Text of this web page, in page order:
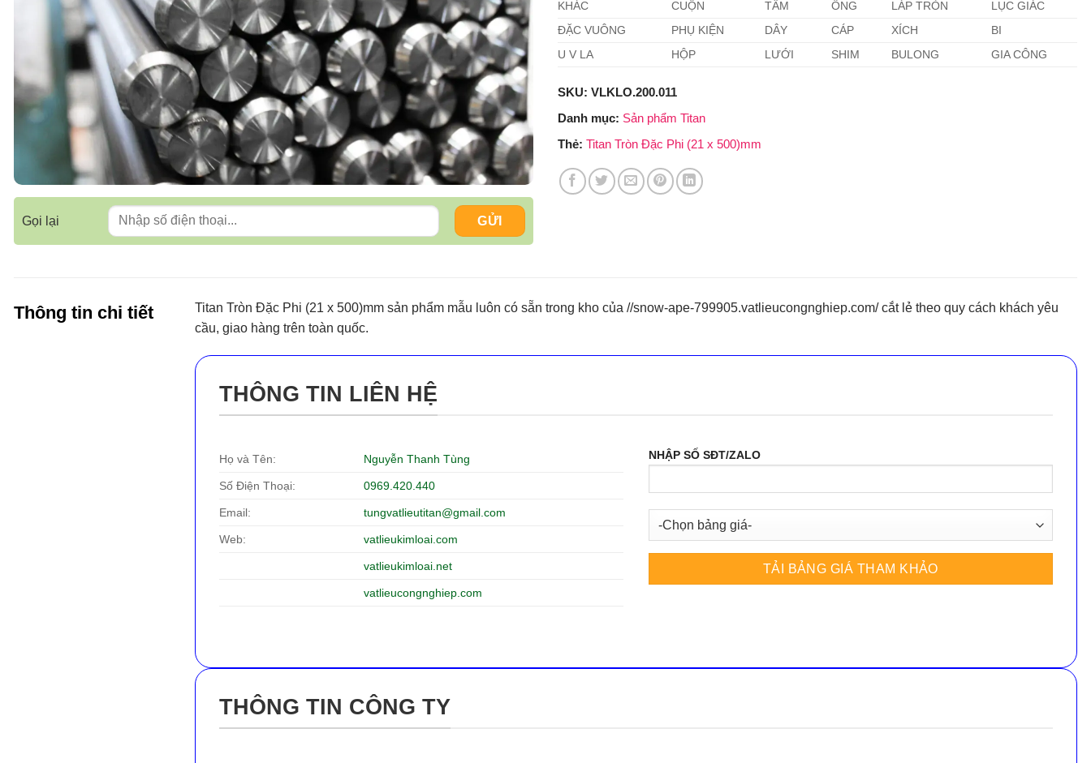
Gọi lại
KHÁC
CUỘN TẤM ỐNG LÁP TRÒN
LỤC GIÁC
ĐẶC VUÔNG
PHỤ KIỆN DÂY CÁP XÍCH
BI
U V LA
HỘP LƯỚI SHIM BULONG GIA CÔNG
SKU: VLKLO.200.011
Danh mục: Sản phẩm Titan
Thẻ: Titan Tròn Đặc Phi (21 x 500)mm
Thông tin chi tiết
Titan Tròn Đặc Phi (21 x 500)mm sản phẩm mẫu luôn có sẵn trong kho của //snow-ape-799905.vatlieucongnghiep.com/ cắt lẻ theo quy cách khách yêu
cầu, giao hàng trên toàn quốc.
THÔNG TIN LIÊN HỆ
Họ và Tên: Nguyễn Thanh Tùng
Số Điện Thoại: 0969.420.440
Email: tungvatlieutitan@gmail.com
Web: vatlieukimloai.com
vatlieukimloai.net
vatlieucongnghiep.com
NHẬP SỐ SĐT/ZALO
THÔNG TIN CÔNG TY